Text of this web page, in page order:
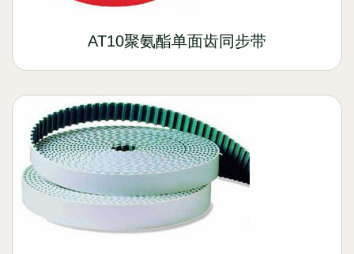
AT10聚氨酯单面齿同步带